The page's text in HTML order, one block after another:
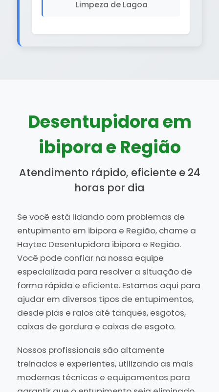
Limpeza de Lagoa
Desentupidora em
ibipora e Região
Atendimento rápido, eficiente e 24
horas por dia
Se você está lidando com problemas de
entupimento em ibipora e Região, chame a
Haytec Desentupidora ibipora e Região.
Você pode confiar na nossa equipe
especializada para resolver a situação de
forma rápida e eficiente. Estamos aqui para
ajudar em diversos tipos de entupimentos,
desde pias e ralos até tanques, esgotos,
caixas de gordura e caixas de esgoto.
Nossos profissionais são altamente
treinados e experientes, utilizando as mais
modernas técnicas e equipamentos para